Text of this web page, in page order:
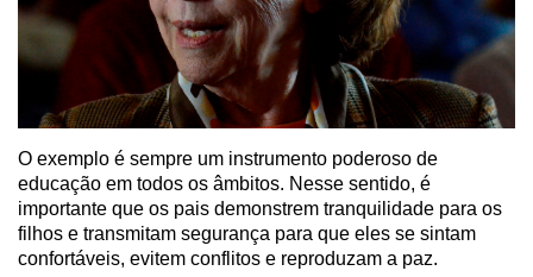
O exemplo é sempre um instrumento poderoso de
educação em todos os âmbitos. Nesse sentido, é
importante que os pais demonstrem tranquilidade para os
filhos e transmitam segurança para que eles se sintam
confortáveis, evitem conflitos e reproduzam a paz.